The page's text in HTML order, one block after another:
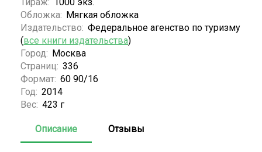
Обложка: Мягкая обложка
Издательство: Федеральное агенство по туризму
(все книги издательства)
Город: Москва
Страниц: 336
Формат: 60 90/16
Год: 2014
Вес: 423 г
Описание Отзывы